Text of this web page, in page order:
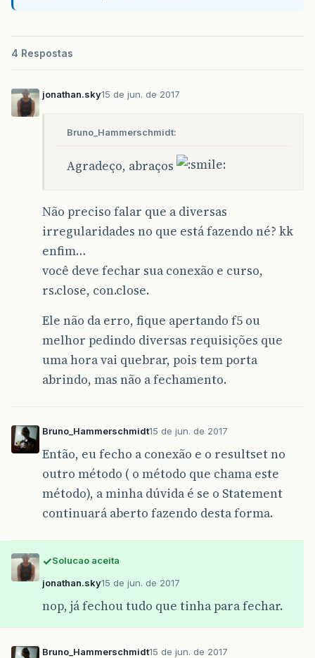
4 Respostas
jonathan.sky15 de jun. de 2017
Bruno_Hammerschmidt:
Agradeço, abraços
Não preciso falar que a diversas
irregularidades no que está fazendo né? kk
enfim…
você deve fechar sua conexão e curso,
rs.close, con.close.
Ele não da erro, fique apertando f5 ou
melhor pedindo diversas requisições que
uma hora vai quebrar, pois tem porta
abrindo, mas não a fechamento.
Bruno_Hammerschmidt15 de jun. de 2017
Então, eu fecho a conexão e o resultset no
outro método ( o método que chama este
método), a minha dúvida é se o Statement
continuará aberto fazendo desta forma.
Solucao aceita
jonathan.sky15 de jun. de 2017
nop, já fechou tudo que tinha para fechar.
Bruno_Hammerschmidt15 de jun. de 2017